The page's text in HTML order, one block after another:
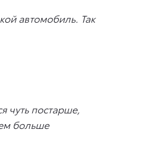
автомобиль. Так
чуть постарше,
больше